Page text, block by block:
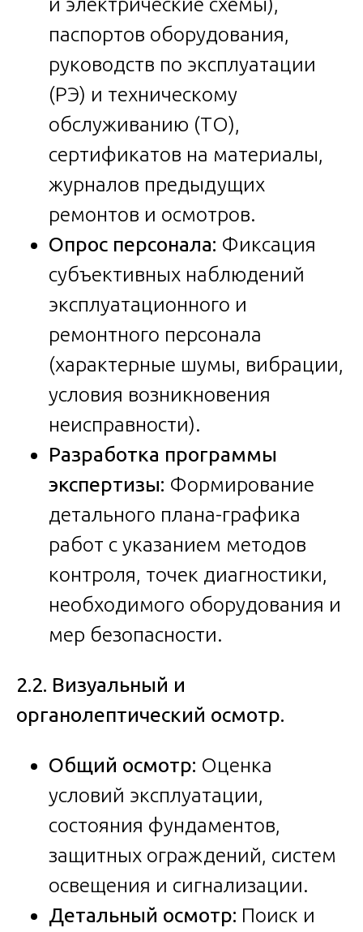
паспортов оборудования,
руководств по эксплуатации
(РЭ) и техническому
обслуживанию (ТО),
сертификатов на материалы,
журналов предыдущих
ремонтов и осмотров.
Опрос персонала: Фиксация
субъективных наблюдений
эксплуатационного и
ремонтного персонала
(характерные шумы, вибрации,
условия возникновения
неисправности).
Разработка программы
экспертизы: Формирование
детального плана-графика
работ с указанием методов
контроля, точек диагностики,
необходимого оборудования и
мер безопасности.
2.2. Визуальный и
органолептический осмотр.
Общий осмотр: Оценка
условий эксплуатации,
состояния фундаментов,
защитных ограждений, систем
освещения и сигнализации.
Детальный осмотр: Поиск и